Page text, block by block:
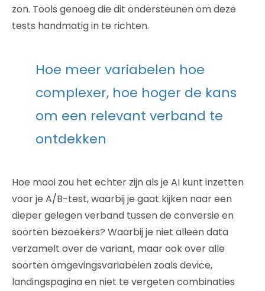
zon. Tools genoeg die dit ondersteunen om deze
tests handmatig in te richten.
Hoe meer variabelen hoe
complexer, hoe hoger de kans
om een relevant verband te
ontdekken
Hoe mooi zou het echter zijn als je AI kunt inzetten
voor je A/B-test, waarbij je gaat kijken naar een
dieper gelegen verband tussen de conversie en
soorten bezoekers? Waarbij je niet alleen data
verzamelt over de variant, maar ook over alle
soorten omgevingsvariabelen zoals device,
landingspagina en niet te vergeten combinaties